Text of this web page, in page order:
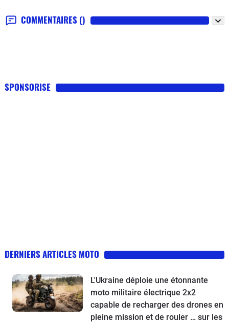
COMMENTAIRES ()
SPONSORISE
DERNIERS ARTICLES MOTO
L'Ukraine déploie une étonnante
moto militaire électrique 2x2
capable de recharger des drones en
pleine mission et de rouler … sur les